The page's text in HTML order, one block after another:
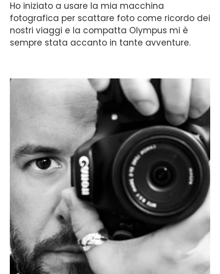
Ho iniziato a usare la mia macchina
fotografica per scattare foto come ricordo dei
nostri viaggi e la compatta Olympus mi è
sempre stata accanto in tante avventure.